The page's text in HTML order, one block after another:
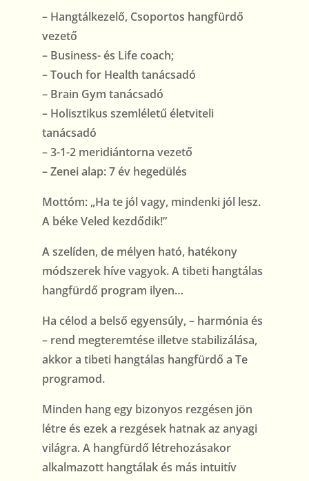
– Hangtálkezelő, Csoportos hangfürdő
vezető
– Business- és Life coach;
– Touch for Health tanácsadó
– Brain Gym tanácsadó
– Holisztikus szemléletű életviteli
tanácsadó
– 3-1-2 meridiántorna vezető
– Zenei alap: 7 év hegedülés
Mottóm: „Ha te jól vagy, mindenki jól lesz.
A béke Veled kezdődik!”
A szelíden, de mélyen ható, hatékony
módszerek híve vagyok. A tibeti hangtálas
hangfürdő program ilyen…
Ha célod a belső egyensúly, – harmónia és
– rend megteremtése illetve stabilizálása,
akkor a tibeti hangtálas hangfürdő a Te
programod.
Minden hang egy bizonyos rezgésen jön
létre és ezek a rezgések hatnak az anyagi
világra. A hangfürdő létrehozásakor
alkalmazott hangtálak és más intuitív